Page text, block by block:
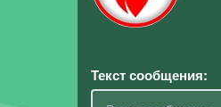
Текст сообщения: